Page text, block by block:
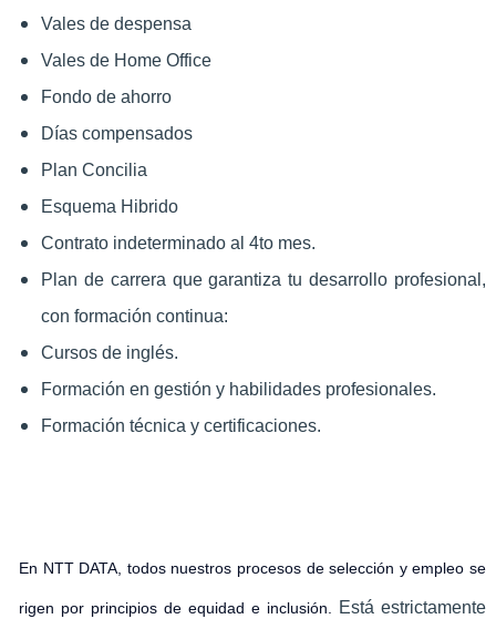
Vales de despensa
Vales de Home Office
Fondo de ahorro
Días compensados
Plan Concilia
Esquema Hibrido
Contrato indeterminado al 4to mes.
Plan de carrera que garantiza tu desarrollo profesional,
con formación continua:
Cursos de inglés.
Formación en gestión y habilidades profesionales.
Formación técnica y certificaciones.
En NTT DATA, todos nuestros procesos de selección y empleo se
rigen por principios de equidad e inclusión. Está estrictamente